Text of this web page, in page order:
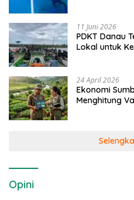
11 Juni 2026
PDKT Danau
Lokal untuk
24 April 2026
Ekonomi
Menghitung
Opini